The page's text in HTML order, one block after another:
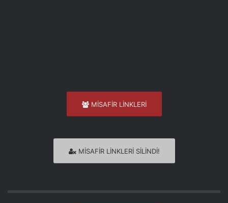
MİSAFİR LİNKLERİ
MİSAFİR LİNKLERİ SİLİNDİ!